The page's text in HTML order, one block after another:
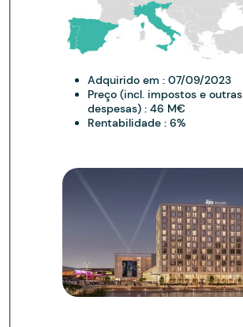
Adquirido em :07/09/2023
Preço (incl. impostos e outras
despesas) :46 M€
Rentabilidade :6%